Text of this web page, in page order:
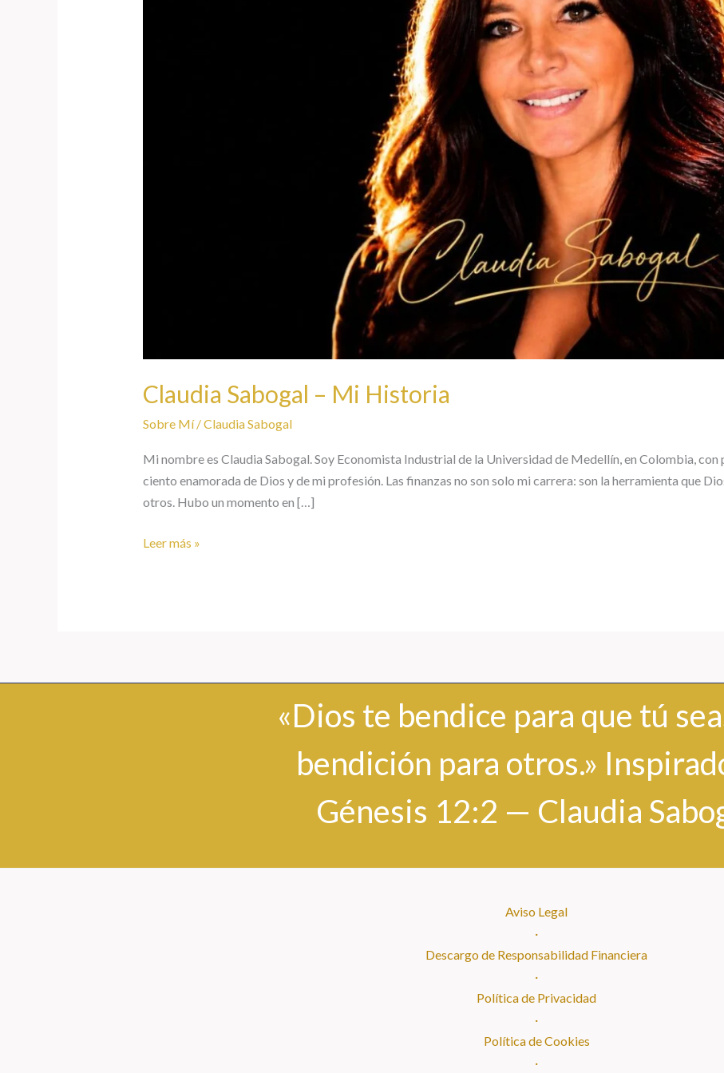
Claudia Sabogal – Mi Historia
Sobre Mí/Claudia Sabogal
Mi nombre es Claudia Sabogal. Soy Economista Industrial de la Universidad de Medellín, en Colombia, con
ciento enamorada de Dios y de mi profesión. Las finanzas no son solo mi carrera: son la herramienta que
otros. Hubo un momento en […]
Leer más »
«Dios te bendice para que tú
bendición para otros.»
Génesis 12:2 — Claudia
Aviso Legal
·
Descargo de Responsabilidad Financiera
·
Política de Privacidad
·
Política de Cookies
·